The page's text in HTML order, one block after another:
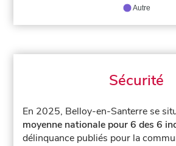
Autre
Sécurité
En 2025, Belloy-en-Santerre se
moyenne nationale pour 6 des 6
délinquance publiés pour la